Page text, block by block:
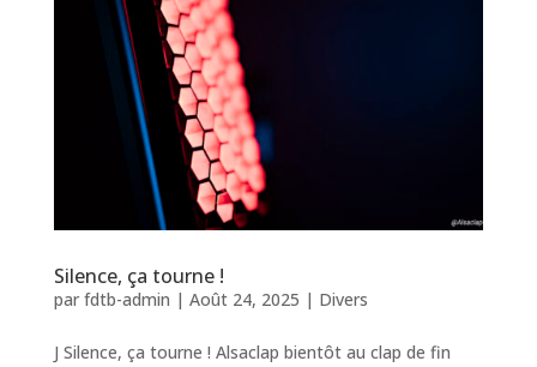
Silence, ça tourne !
par fdtb-admin | Août 24, 2025 | Divers
J Silence, ça tourne ! Alsaclap bientôt au clap de fin